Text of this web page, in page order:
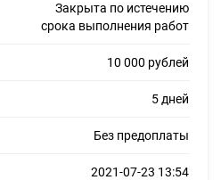
Закрыта по истечению
срока выполнения работ
10 000 рублей
5 дней
Без предоплаты
2021-07-23 13:54